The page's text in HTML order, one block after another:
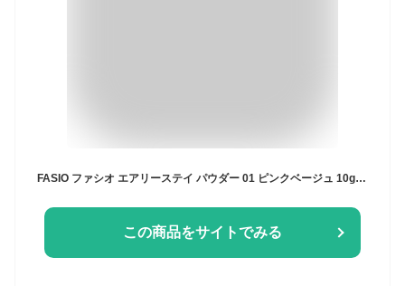
FASIO ファシオ エアリーステイ パウダー 01 ピンクベージュ 10g 皮脂プルーフ＆タッチプルーフ [ギフトラッピング対応]
この商品をサイトでみる